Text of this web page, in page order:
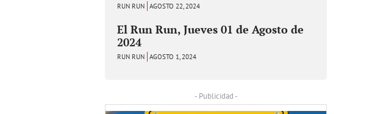
RUN RUN AGOSTO 22, 2024
El Run Run, Jueves 01 de Agosto de
2024
RUN RUN AGOSTO 1, 2024
- Publicidad -